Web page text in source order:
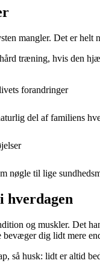
mangler. Det er
træning, hvis den
forandringer
del af familiens
nøgle til lige
hverdagen
og muskler. Det
bevæger dig lidt mere
så husk: lidt er altid